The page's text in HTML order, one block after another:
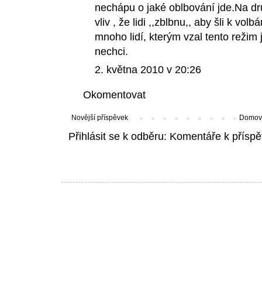
nechápu o jaké oblbování jde.Na
vliv , že lidi ,,zblbnu,, aby šli k
mnoho lidí, kterým vzal tento
nechci.
2. května 2010 v 20:26
Okomentovat
Novější příspěvek
Přihlásit se k odběru: Komentáře k